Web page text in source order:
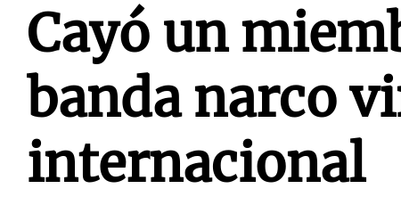
Cayó un
banda narco
internacional